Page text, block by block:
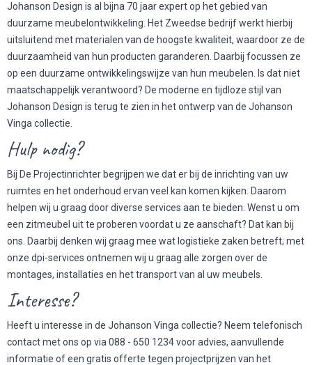
Johanson Design is al bijna 70 jaar expert op het gebied van
duurzame meubelontwikkeling. Het Zweedse bedrijf werkt hierbij
uitsluitend met materialen van de hoogste kwaliteit, waardoor ze de
duurzaamheid van hun producten garanderen. Daarbij focussen ze
op een duurzame ontwikkelingswijze van hun meubelen. Is dat niet
maatschappelijk verantwoord? De moderne en tijdloze stijl van
Johanson Design is terug te zien in het ontwerp van de Johanson
Vinga collectie.
Hulp nodig?
Bij De Projectinrichter begrijpen we dat er bij de inrichting van uw
ruimtes en het onderhoud ervan veel kan komen kijken. Daarom
helpen wij u graag door diverse services aan te bieden. Wenst u om
een zitmeubel uit te proberen voordat u ze aanschaft? Dat kan bij
ons. Daarbij denken wij graag mee wat logistieke zaken betreft; met
onze dpi-services ontnemen wij u graag alle zorgen over de
montages, installaties en het transport van al uw meubels.
Interesse?
Heeft u interesse in de Johanson Vinga collectie? Neem telefonisch
contact met ons op via 088 - 650 1234 voor advies, aanvullende
informatie of een gratis offerte tegen projectprijzen van het